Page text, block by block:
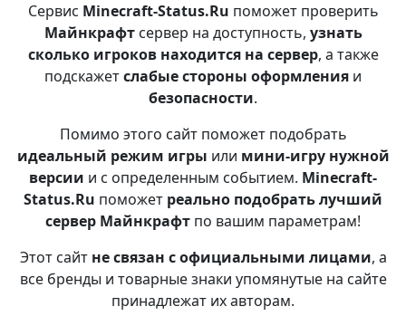
Сервис Minecraft-Status.Ru поможет проверить
Майнкрафтсервер на доступность, узнать
сколько игроков находится на сервер, а также
подскажетслабые стороны оформления и
безопасности.
Помимо этого сайт поможет подобрать
идеальный режим игры или мини-игру нужной
версии и с определенным событием. Minecraft-
Status.Ru поможет реально подобрать лучший
сервер Майнкрафт по вашим параметрам!
Этот сайт не связан с официальными лицами, а
все бренды и товарные знаки упомянутые на сайте
принадлежат их авторам.